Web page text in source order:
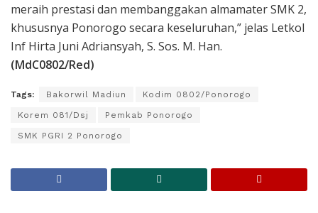
meraih prestasi dan membanggakan almamater SMK 2,
khususnya Ponorogo secara keseluruhan,” jelas Letkol
Inf Hirta Juni Adriansyah, S. Sos. M. Han.
(MdC0802/Red)
Tags: Bakorwil Madiun Kodim 0802/Ponorogo
Korem 081/Dsj Pemkab Ponorogo
SMK PGRI 2 Ponorogo